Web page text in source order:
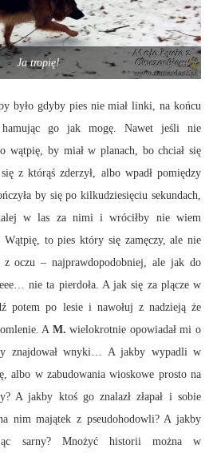
Ja tropię!
było gdyby pies nie miał linki, na końcu
go jak mogę. Nawet jeśli nie
wątpię, by miał w planach, bo chciał się
z którąś zderzył, albo wpadł pomiędzy
by się po kilkudziesięciu sekundach,
w las za nimi i wróciłby nie wiem
to pies który się zamęczy, ale nie
oczu – najprawdopodobniej, ale jak do
nie ta pierdoła. A jak się za plącze w
potem po lesie i nawołuj z nadzieją że
A M. wielokrotnie opowiadał mi o
znajdował wnyki… A jakby wypadli w
albo w zabudowania wioskowe prosto na
A jakby ktoś go znalazł złapał i sobie
nim majątek z pseudohodowli? A jakby
sarny? Mnożyć historii można w